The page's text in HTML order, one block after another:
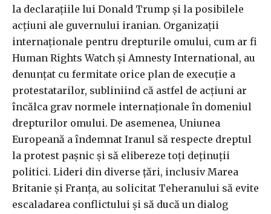
la declarațiile lui Donald Trump și la posibilele
acțiuni ale guvernului iranian. Organizații
internaționale pentru drepturile omului, cum ar fi
Human Rights Watch și Amnesty International, au
denunțat cu fermitate orice plan de execuție a
protestatarilor, subliniind că astfel de acțiuni ar
încălca grav normele internaționale în domeniul
drepturilor omului. De asemenea, Uniunea
Europeană a îndemnat Iranul să respecte dreptul
la protest pașnic și să elibereze toți deținuții
politici. Lideri din diverse țări, inclusiv Marea
Britanie și Franța, au solicitat Teheranului să evite
escaladarea conflictului și să ducă un dialog